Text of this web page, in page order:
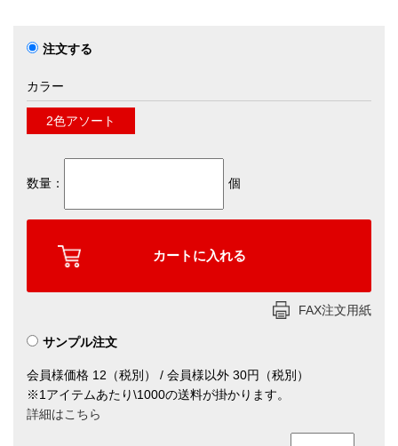
注文する
カラー
2色アソート
数量： 個
FAX注文用紙
サンプル注文
会員様価格 12（税別） / 会員様以外 30円（税別）
※1アイテムあたり\1000の送料が掛かります。
詳細はこちら